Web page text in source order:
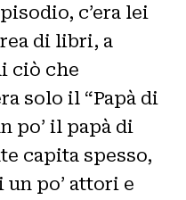
c’era lei
di libri, a
ciò che
solo il “Papà di
po’ il papà di
capita spesso,
po’ attori e